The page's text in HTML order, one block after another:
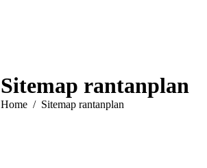
Sitemap rantanplan
You are here:
Home Sitemap rantanplan